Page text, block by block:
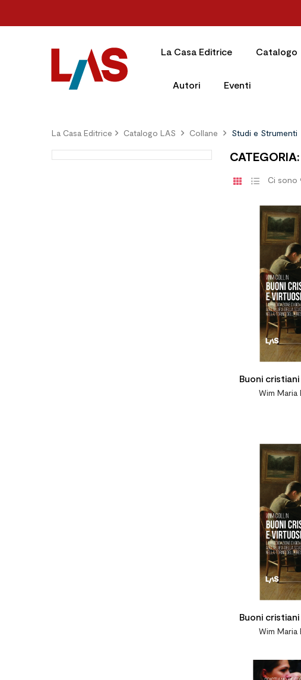
La Casa Editrice Catalogo
Autori Eventi
La Casa Editrice Catalogo LAS Collane Studi e Strumenti
Ci sono
Buoni
- LaWim Maria
Buoni
- LaWim Maria